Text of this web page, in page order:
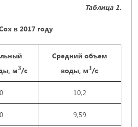
Таблица 1.
в 2017 году
ы, м3/с
Средний объем
воды, м3/с
10,2
9,59